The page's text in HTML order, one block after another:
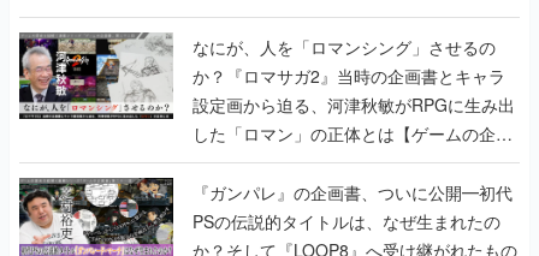
設定画から迫る、河津秋敏がRPGに生み出
した「ロマン」の正体とは【ゲームの企画
書】
『ガンパレ』の企画書、ついに公開━初代
PSの伝説的タイトルは、なぜ生まれたの
か？そして『LOOP8』へ受け継がれたもの
【ゲームの企画書】
世界が認めるゲームデザイナー・上田文人